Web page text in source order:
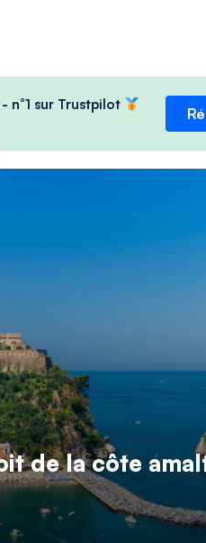
n°1 sur Trustpilot
de la côte